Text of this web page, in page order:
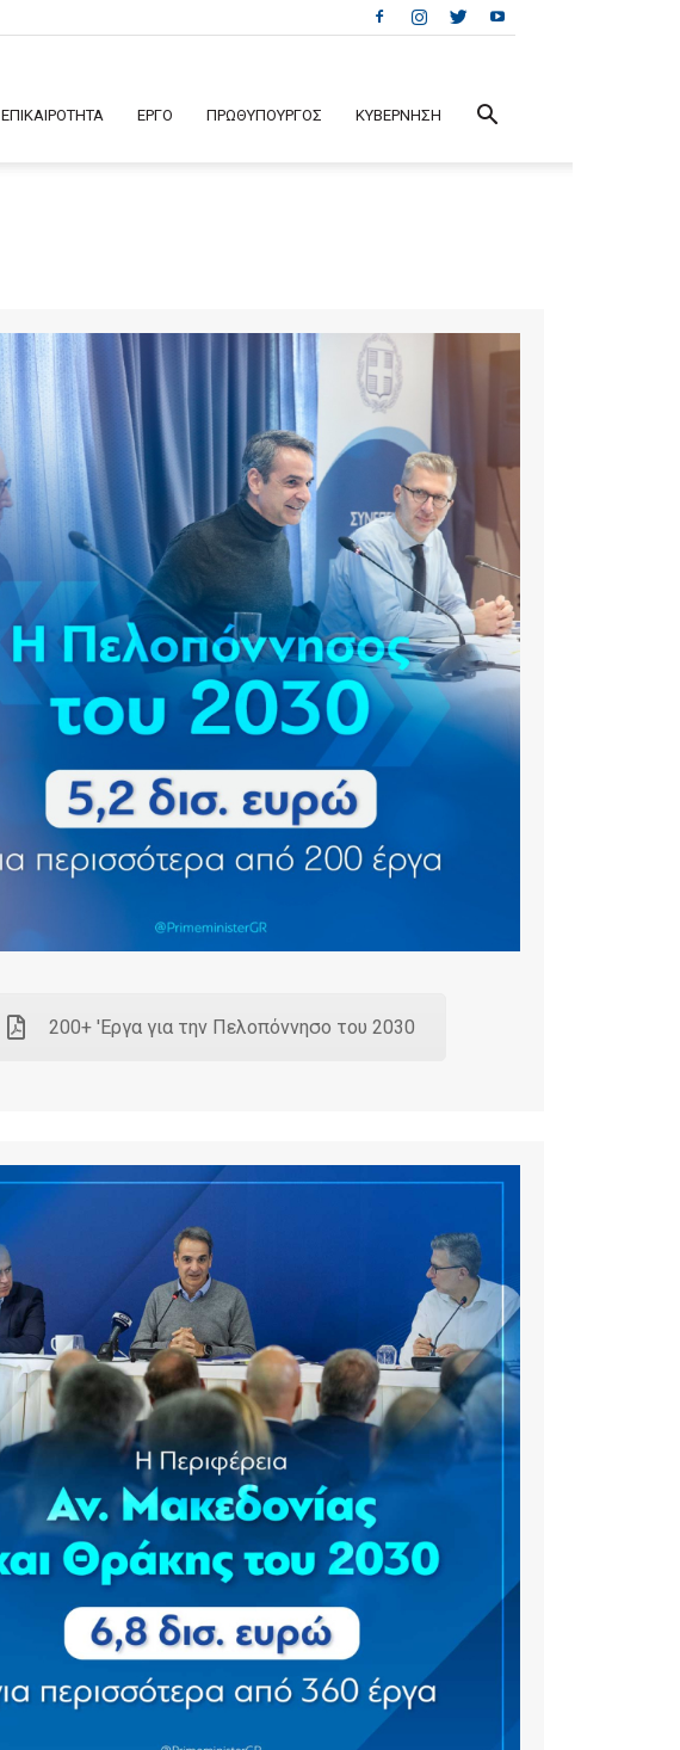
ΕΠΙΚΑΙΡΟΤΗΤΑ ΕΡΓΟ ΠΡΩΘΥΠΟΥΡΓΟΣ ΚΥΒΕΡΝΗΣΗ
200+ 'Εργα για την Πελοπόννησο του 2030